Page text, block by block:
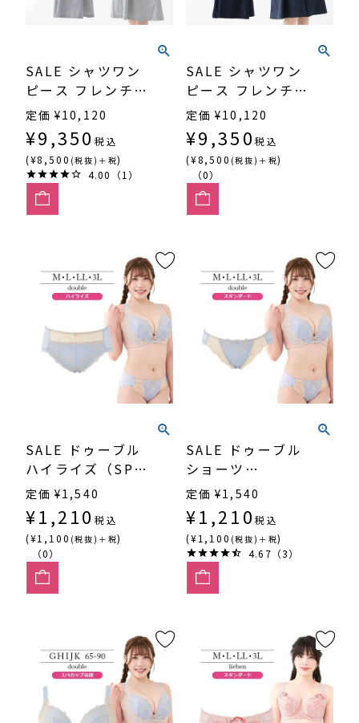
SALE シャツワン
ピース フレンチス
リーブ・ロンドン
ストライプ（SP-
577）
定価 ¥10,120
¥9,350 税込
(¥8,500 (税抜)＋税)
4.00（1）
SALE シャツワン
ピース フレンチス
リーブ・ダークネ
イビー（SP-576）
定価 ¥10,120
¥9,350 税込
(¥8,500 (税抜)＋税)
（0）
SALE ドゥーブル
ハイライズ（SP-
570）
定価 ¥1,540
¥1,210 税込
(¥1,100 (税抜)＋税)
（0）
SALE ドゥーブル
ショーツ
（SP570）
定価 ¥1,540
¥1,210 税込
(¥1,100 (税抜)＋税)
4.67（3）